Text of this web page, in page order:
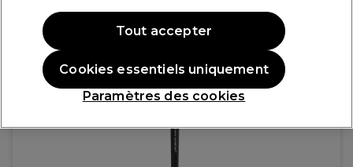
Paramètres des cookies
Cookies essentiels uniquement
Tout accepter